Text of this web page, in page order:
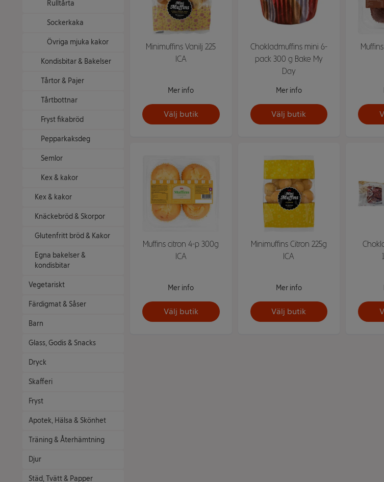
Rulltårta
Sockerkaka
Övriga mjuka kakor
Kondisbitar & Bakelser
Tårtor & Pajer
Tårtbottnar
Fryst fikabröd
Pepparkaksdeg
Semlor
Kex & kakor
Kex & kakor
Knäckebröd & Skorpor
Glutenfritt bröd & Kakor
Egna bakelser &
kondisbitar
Vegetariskt
Färdigmat & Såser
Barn
Glass, Godis & Snacks
Dryck
Skafferi
Fryst
Apotek, Hälsa & Skönhet
Träning & Återhämtning
Djur
Städ, Tvätt & Papper
Minimuffins Vanilj 225
ICA
Mer info
Välj butik
Chokladmuffins mini 6-
pack 300 g Bake My
Day
Mer info
Välj butik
Muffins citron 4-p 300g
ICA
Mer info
Välj butik
Minimuffins Citron 225g
ICA
Mer info
Välj butik